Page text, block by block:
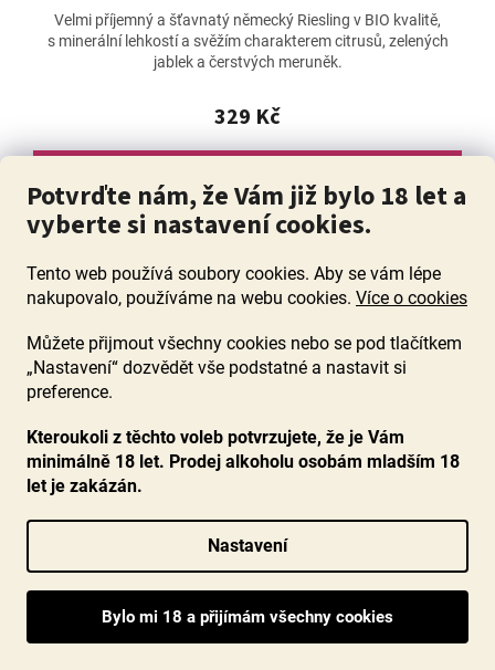
Potvrďte nám, že Vám již bylo 18 let a
vyberte si nastavení cookies.
Tento web používá soubory cookies. Aby se vám lépe
nakupovalo, používáme na webu cookies. Více o cookies
Můžete přijmout všechny cookies nebo se pod tlačítkem
„Nastavení“ dozvědět vše podstatné a nastavit si
preference.
Kteroukoli z těchto voleb potvrzujete, že je Vám
minimálně 18 let. Prodej alkoholu osobám mladším 18
let je zakázán.
Nastavení
produktu
je
5,0
5
hvězdiček.
329 Kč
Velmi příjemný a šťavnatý německý Riesling v BIO kvalitě,
s minerální lehkostí a svěžím charakterem citrusů, zelených
jablek a čerstvých meruněk.
Riesling Erdener Herrenberg Kabinett feinherb
2022, Lotz, Mosel, polosuché
Průměrné
Skladem(38 ks)